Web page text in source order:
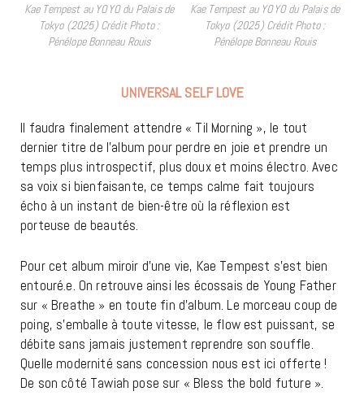
Kae Tempest au YOYO du Palais de
Tokyo (2025) Crédit Photo :
Pénélope Bonneau Rouis
Kae Tempest au YOYO du Palais de
Tokyo (2025) Crédit Photo :
Pénélope Bonneau Rouis
UNIVERSAL SELF LOVE
ll faudra finalement attendre « Til Morning », le tout
dernier titre de l’album pour perdre en joie et prendre un
temps plus introspectif, plus doux et moins électro. Avec
sa voix si bienfaisante, ce temps calme fait toujours
écho à un instant de bien-être où la réflexion est
porteuse de beautés.
Pour cet album miroir d’une vie, Kae Tempest s’est bien
entouré.e. On retrouve ainsi les écossais de Young Father
sur « Breathe » en toute fin d’album. Le morceau coup de
poing, s’emballe à toute vitesse, le flow est puissant, se
débite sans jamais justement reprendre son souffle.
Quelle modernité sans concession nous est ici offerte !
De son côté Tawiah pose sur « Bless the bold future ».